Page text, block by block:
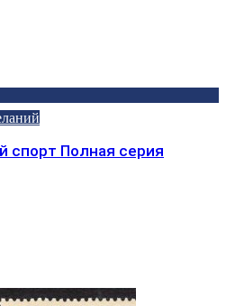
спорт Полная серия